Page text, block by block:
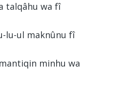
talqâhu wa fî
lu-ul maknûnu fî
minhu wa